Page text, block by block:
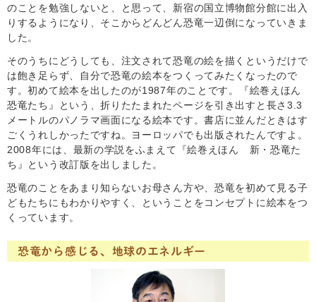
のことを勉強しないと、と思って、新宿の国立博物館分館に出入
りするようになり、そこからどんどん恐竜一辺倒になっていきま
した。
そのうちにどうしても、注文されて恐竜の絵を描くというだけで
は飽き足らず、自分で恐竜の絵本をつくってみたくなったので
す。初めて絵本を出したのが1987年のことです。『絵巻えほん
恐竜たち』という、折りたたまれたページを引き出すと長さ3.3
メートルのパノラマ画面になる絵本です。書店に並んだときはす
ごくうれしかったですね。ヨーロッパでも出版されたんですよ。
2008年には、最新の学説をふまえて『絵巻えほん 新・恐竜た
ち』という改訂版を出しました。
恐竜のことをあまり知らないお母さん方や、恐竜を初めて見る子
どもたちにもわかりやすく、ということをコンセプトに絵本をつ
くっています。
恐竜から感じる、地球のエネルギー